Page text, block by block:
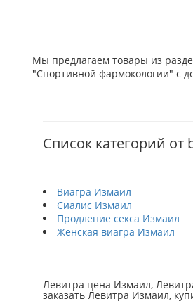
Мы предлагаем товары из
"Спортивной фармокологии" с
Список категорий
Виагра Измаил
Сиалис Измаил
Продление секса Измаил
Женская виагра Измаил
Левитра цена Измаил,
заказать Левитра Измаил,